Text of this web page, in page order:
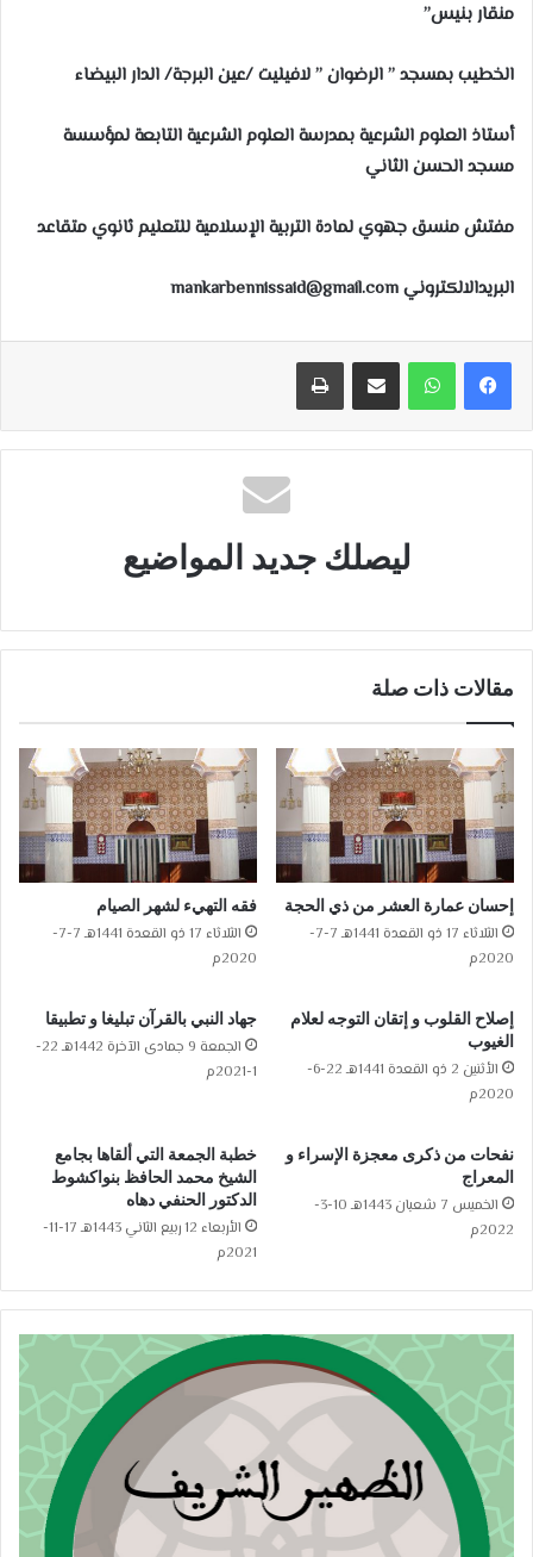
منقار بنيس”
الخطيب بمسجد ” الرضوان ” لافيليت /عين البرجة/ الدار البيضاء
أستاذ العلوم الشرعية بمدرسة العلوم الشرعية التابعة لمؤسسة
مسجد الحسن الثاني
مفتش منسق جهوي لمادة التربية الإسلامية للتعليم ثانوي متقاعد
البريدالالكتروني
مشاركة عبر البريد
ليصلك جديد المواضيع
مقالات ذات صلة
إحسان عمارة العشر من ذي الحجة
الثلاثاء 17 ذو القعدة 1441هـ 7-7-
2020م
فقه التهيء لشهر الصيام
الثلاثاء 17 ذو القعدة 1441هـ 7-7-
2020م
إصلاح القلوب و إتقان التوجه لعلام
الغيوب
الأثنين 2 ذو القعدة 1441هـ 22-6-
2020م
جهاد النبي بالقرآن تبليغا و تطبيقا
الجمعة 9 جمادى الآخرة 1442هـ 22-
1-2021م
نفحات من ذكرى معجزة الإسراء و
المعراج
الخميس 7 شعبان 1443هـ 10-3-
2022م
خطبة الجمعة التي ألقاها بجامع
الشيخ محمد الحافظ بنواكشوط
الدكتور الحنفي دهاه
الأربعاء 12 ربيع الثاني 1443هـ 17-11-
2021م